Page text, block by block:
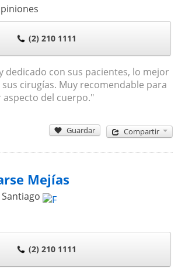
(2) 210 1111
dedicado con sus pacientes, lo mejor
cirugías. Muy recomendable para
del cuerpo."
Guardar Compartir
Mejías
Santiago
(2) 210 1111